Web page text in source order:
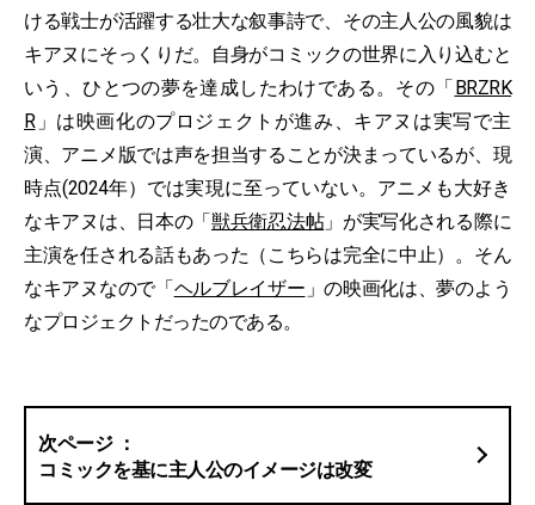
ける戦士が活躍する壮大な叙事詩で、その主人公の風貌は
キアヌにそっくりだ。自身がコミックの世界に入り込むと
いう、ひとつの夢を達成したわけである。その「BRZRK
R」は映画化のプロジェクトが進み、キアヌは実写で主
演、アニメ版では声を担当することが決まっているが、現
時点(2024年）では実現に至っていない。アニメも大好き
なキアヌは、日本の「獣兵衛忍法帖」が実写化される際に
主演を任される話もあった（こちらは完全に中止）。そん
なキアヌなので「ヘルブレイザー 」の映画化は、夢のよう
なプロジェクトだったのである。
コミックを基に主人公のイメージは改変